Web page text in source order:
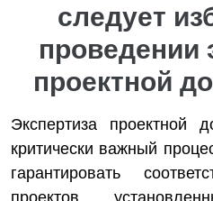
следует
проведении
проектной
Экспертиза проектной
критически важный
гарантировать
проектов